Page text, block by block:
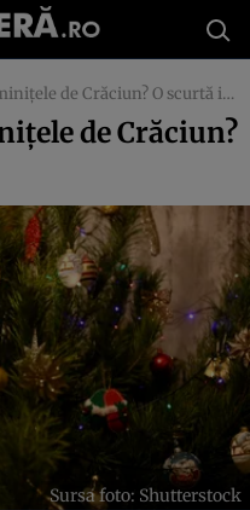
de Crăciun? O scurtă istorie
de Crăciun?
Sursa foto: Shutterstock